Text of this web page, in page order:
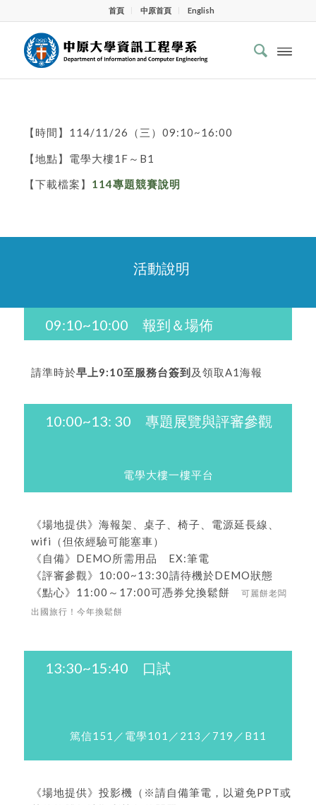
首頁 中原首頁 English
【時間】114/11/26（三）09:10~16:00
【地點】電學大樓1F～B1
【下載檔案】 114專題競賽說明
活動說明
09:10~10:00 報到＆場佈
請準時於早上9:10至服務台簽到及領取A1海報
10:00~13: 30 專題展覽與評審參觀
電學大樓一樓平台
《場地提供》海報架、桌子、椅子、電源延長線、
wifi（但依經驗可能塞車）
《自備》DEMO所需用品 EX:筆電
《評審參觀》10:00~13:30請待機於DEMO狀態
《點心》11:00～17:00可憑券兌換鬆餅
可麗餅老闆
出國旅行！今年換鬆餅
13:30~15:40 口試
篤信151／電學101／213／719／B11
《場地提供》投影機（※請自備筆電，以避免PPT或